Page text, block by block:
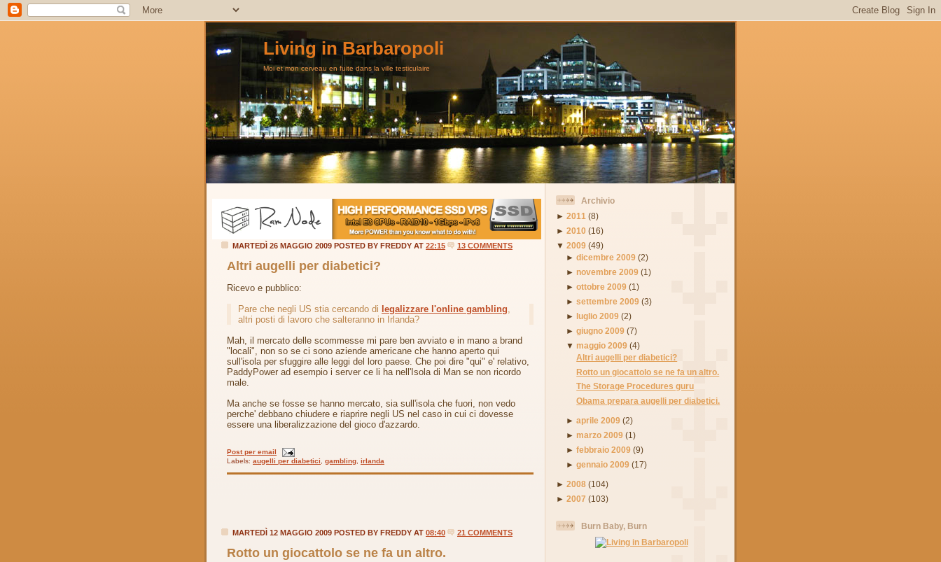
Living in Barbaropoli
Moi et mon cerveau en fuite dans la ville testiculaire
MARTEDÌ 26 MAGGIO 2009 POSTED BY FREDDY AT 22:15 13 COMMENTS
Altri augelli per diabetici?
Ricevo e pubblico:
Pare che negli US stia cercando di legalizzare l'online gambling,
altri posti di lavoro che salteranno in Irlanda?
Mah, il mercato delle scommesse mi pare ben avviato e in mano a brand
"locali", non so se ci sono aziende americane che hanno aperto qui
sull'isola per sfuggire alle leggi del loro paese. Che poi dire "qui" e' relativo,
PaddyPower ad esempio i server ce li ha nell'Isola di Man se non ricordo
male.
Ma anche se fosse se hanno mercato, sia sull'isola che fuori, non vedo
perche' debbano chiudere e riaprire negli US nel caso in cui ci dovesse
essere una liberalizzazione del gioco d'azzardo.
Post per email
Labels: augelli per diabetici gambling irlanda
MARTEDÌ 12 MAGGIO 2009 POSTED BY FREDDY AT 08:40 21 COMMENTS
Rotto un giocattolo se ne fa un altro.
Archivio
► 2011 (8)
► 2010 (16)
▼ 2009 (49)
►dicembre 2009 (2)
►novembre 2009 (1)
►ottobre 2009 (1)
►settembre 2009 (3)
► luglio 2009 (2)
►giugno 2009 (7)
▼maggio 2009 (4)
Altri augelli per diabetici?
Rotto un giocattolo se ne fa un altro.
The Storage Procedures guru
Obama prepara augelli per diabetici.
►aprile 2009 (2)
►marzo 2009 (1)
►febbraio 2009 (9)
►gennaio 2009 (17)
► 2008 (104)
► 2007 (103)
Burn Baby, Burn